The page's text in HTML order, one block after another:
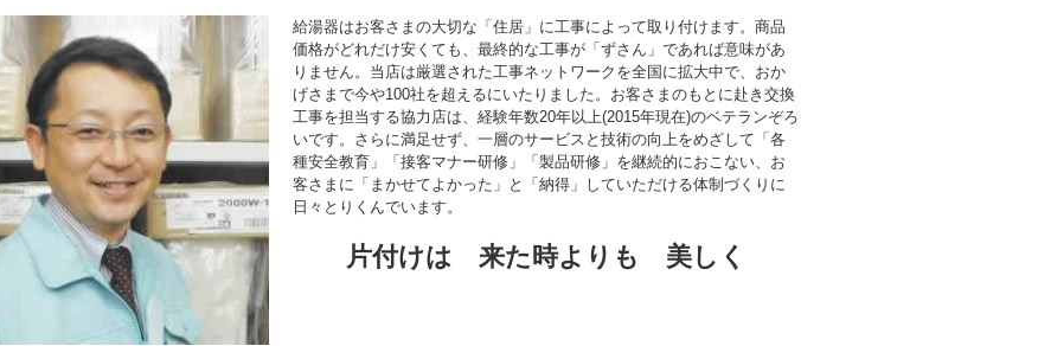
給湯器はお客さまの大切な「住居」に工事によって取り付けます。商品
価格がどれだけ安くても、最終的な工事が「ずさん」であれば意味があ
りません。当店は厳選された工事ネットワークを全国に拡大中で、おか
げさまで今や100社を超えるにいたりました。お客さまのもとに赴き交換
工事を担当する協力店は、経験年数20年以上(2015年現在)のベテランぞろ
いです。さらに満足せず、一層のサービスと技術の向上をめざして「各
種安全教育」「接客マナー研修」「製品研修」を継続的におこない、お
客さまに「まかせてよかった」と「納得」していただける体制づくりに
日々とりくんでいます。
片付けは 来た時よりも 美しく